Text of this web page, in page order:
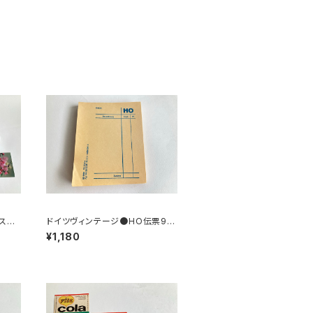
ト
ドイツヴィンテージ●HO伝票90
枚
¥1,180